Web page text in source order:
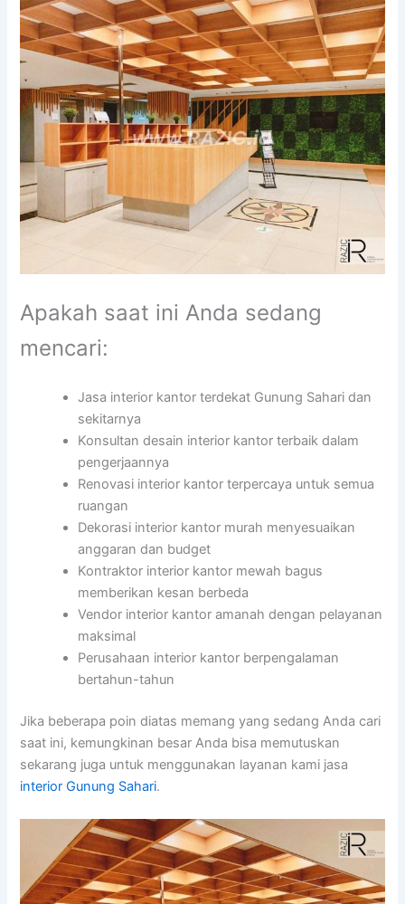
Apakah saat ini Anda sedang
mencari:
Jasa interior kantor terdekat Gunung Sahari dan
sekitarnya
Konsultan desain interior kantor terbaik dalam
pengerjaannya
Renovasi interior kantor terpercaya untuk semua
ruangan
Dekorasi interior kantor murah menyesuaikan
anggaran dan budget
Kontraktor interior kantor mewah bagus
memberikan kesan berbeda
Vendor interior kantor amanah dengan pelayanan
maksimal
Perusahaan interior kantor berpengalaman
bertahun-tahun
Jika beberapa poin diatas memang yang sedang Anda cari
saat ini, kemungkinan besar Anda bisa memutuskan
sekarang juga untuk menggunakan layanan kami jasa
interior Gunung Sahari.